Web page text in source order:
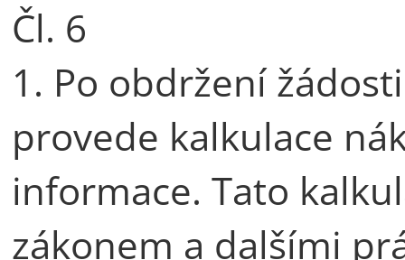
Čl. 6
1. Po obdržení
provede kalkulace
informace. Tato
zákonem a dalšími